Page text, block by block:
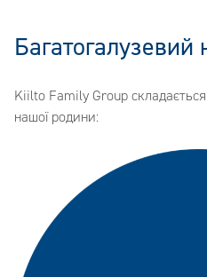
Багатогалузевий
Kiilto Family Group
нашої родини: